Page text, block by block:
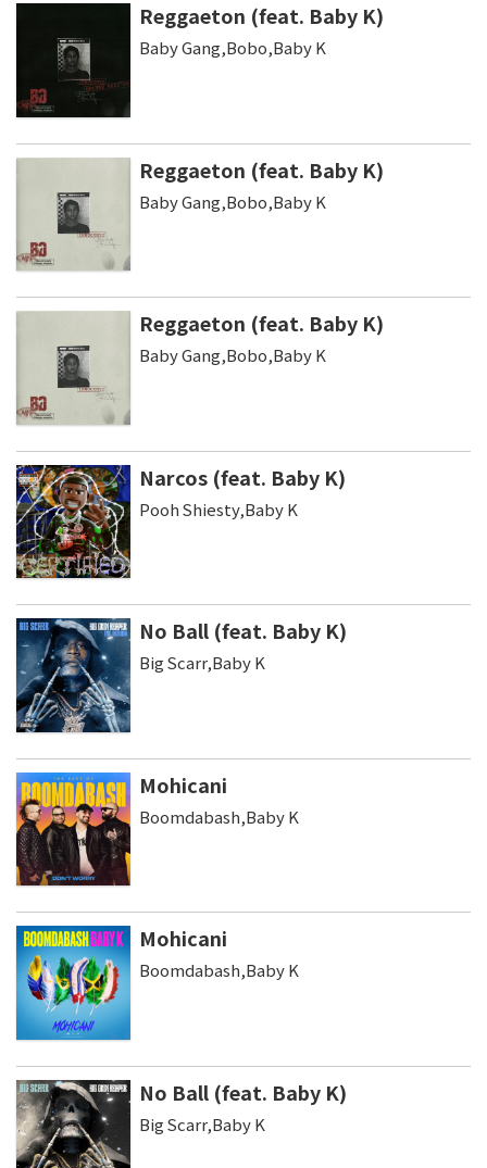
Reggaeton (feat. Baby K)
Baby Gang,Bobo,Baby K
Reggaeton (feat. Baby K)
Baby Gang,Bobo,Baby K
Reggaeton (feat. Baby K)
Baby Gang,Bobo,Baby K
Narcos (feat. Baby K)
Pooh Shiesty,Baby K
No Ball (feat. Baby K)
Big Scarr,Baby K
Mohicani
Boomdabash,Baby K
Mohicani
Boomdabash,Baby K
No Ball (feat. Baby K)
Big Scarr,Baby K